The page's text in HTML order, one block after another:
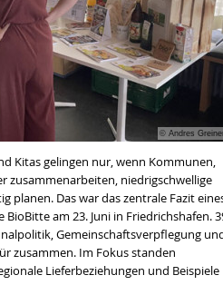
© Andres
Kitas gelingen nur, wenn Kommunen,
zusammenarbeiten, niedrigschwellige
Das war das zentrale Fazit
am 23. Juni in Friedrichshafen.
Gemeinschaftsverpflegung
zusammen. Im Fokus standen
Lieferbeziehungen und Beispiele